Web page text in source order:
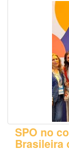
SPO no
Brasileira